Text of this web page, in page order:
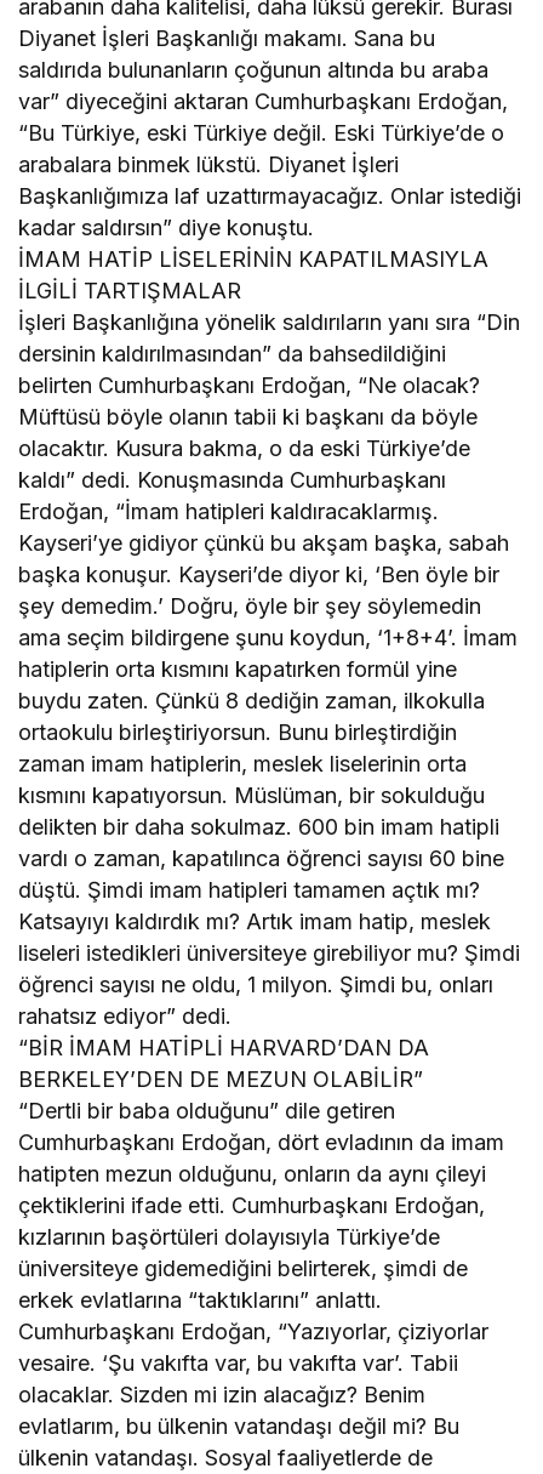
arabanın daha kalitelisi, daha lüksü gerekir. Burası
Diyanet İşleri Başkanlığı makamı. Sana bu
saldırıda bulunanların çoğunun altında bu araba
var” diyeceğini aktaran Cumhurbaşkanı Erdoğan,
“Bu Türkiye, eski Türkiye değil. Eski Türkiye’de o
arabalara binmek lükstü. Diyanet İşleri
Başkanlığımıza laf uzattırmayacağız. Onlar istediği
kadar saldırsın” diye konuştu.
İMAM HATİP LİSELERİNİN KAPATILMASIYLA
İLGİLİ TARTIŞMALAR
İşleri Başkanlığına yönelik saldırıların yanı sıra “Din
dersinin kaldırılmasından” da bahsedildiğini
belirten Cumhurbaşkanı Erdoğan, “Ne olacak?
Müftüsü böyle olanın tabii ki başkanı da böyle
olacaktır. Kusura bakma, o da eski Türkiye’de
kaldı” dedi. Konuşmasında Cumhurbaşkanı
Erdoğan, “İmam hatipleri kaldıracaklarmış.
Kayseri’ye gidiyor çünkü bu akşam başka, sabah
başka konuşur. Kayseri’de diyor ki, ‘Ben öyle bir
şey demedim.’ Doğru, öyle bir şey söylemedin
ama seçim bildirgene şunu koydun, ‘1+8+4’. İmam
hatiplerin orta kısmını kapatırken formül yine
buydu zaten. Çünkü 8 dediğin zaman, ilkokulla
ortaokulu birleştiriyorsun. Bunu birleştirdiğin
zaman imam hatiplerin, meslek liselerinin orta
kısmını kapatıyorsun. Müslüman, bir sokulduğu
delikten bir daha sokulmaz. 600 bin imam hatipli
vardı o zaman, kapatılınca öğrenci sayısı 60 bine
düştü. Şimdi imam hatipleri tamamen açtık mı?
Katsayıyı kaldırdık mı? Artık imam hatip, meslek
liseleri istedikleri üniversiteye girebiliyor mu? Şimdi
öğrenci sayısı ne oldu, 1 milyon. Şimdi bu, onları
rahatsız ediyor” dedi.
“BİR İMAM HATİPLİ HARVARD’DAN DA
BERKELEY’DEN DE MEZUN OLABİLİR”
“Dertli bir baba olduğunu” dile getiren
Cumhurbaşkanı Erdoğan, dört evladının da imam
hatipten mezun olduğunu, onların da aynı çileyi
çektiklerini ifade etti. Cumhurbaşkanı Erdoğan,
kızlarının başörtüleri dolayısıyla Türkiye’de
üniversiteye gidemediğini belirterek, şimdi de
erkek evlatlarına “taktıklarını” anlattı.
Cumhurbaşkanı Erdoğan, “Yazıyorlar, çiziyorlar
vesaire. ‘Şu vakıfta var, bu vakıfta var’. Tabii
olacaklar. Sizden mi izin alacağız? Benim
evlatlarım, bu ülkenin vatandaşı değil mi? Bu
ülkenin vatandaşı. Sosyal faaliyetlerde de